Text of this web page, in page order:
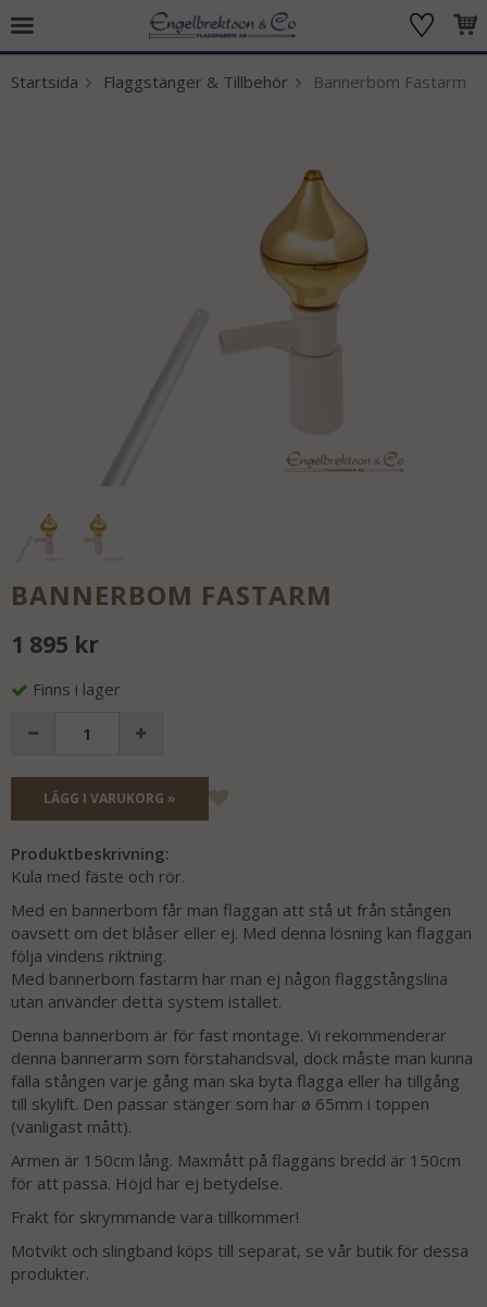
Produkten har blivit tillagd i varukorgen
Startsida Flaggstänger & Tillbehör Bannerbom Fastarm
BANNERBOM FASTARM
1 895 kr
Finns i lager
LÄGG I VARUKORG »
Produktbeskrivning:
Kula med fäste och rör.
Med en bannerbom får man flaggan att stå ut från stången
oavsett om det blåser eller ej. Med denna lösning kan flaggan
följa vindens riktning.
Med bannerbom fastarm har man ej någon flaggstångslina
utan använder detta system istället.
Denna bannerbom är för fast montage. Vi rekommenderar
denna bannerarm som förstahandsval, dock måste man kunna
fälla stången varje gång man ska byta flagga eller ha tillgång
till skylift. Den passar stänger som har ø 65mm i toppen
(vanligast mått).
Armen är 150cm lång. Maxmått på flaggans bredd är 150cm
för att passa. Höjd har ej betydelse.
Frakt för skrymmande vara tillkommer!
Motvikt och slingband köps till separat, se vår butik för dessa
produkter.